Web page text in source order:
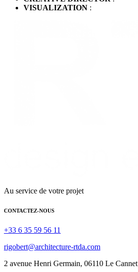
VISUALIZATION :
Au service de votre projet
CONTACTEZ-NOUS
+33 6 35 59 56 11
rigobert@architecture-rtda.com
2 avenue Henri Germain, 06110 Le Cannet